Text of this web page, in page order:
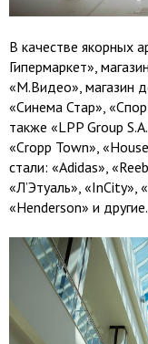
В качестве якорных
Гипермаркет»,
«М.Видео», магазин
«Синема Стар»,
также «LPP Group
«Cropp Town»,
стали: «Adidas»,
«Л’Этуаль», «InCity»,
«Henderson» и другие.